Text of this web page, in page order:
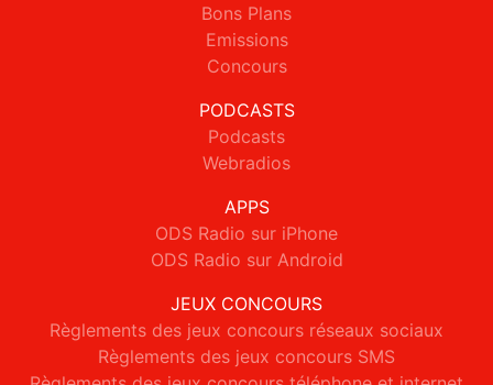
Bons Plans
Emissions
Concours
PODCASTS
Podcasts
Webradios
APPS
ODS Radio sur iPhone
ODS Radio sur Android
JEUX CONCOURS
Règlements des jeux concours réseaux sociaux
Règlements des jeux concours SMS